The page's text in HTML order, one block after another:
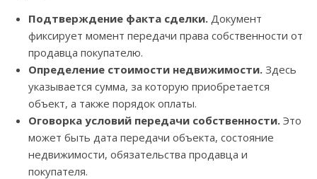
Подтверждение факта сделки. Документ
фиксирует момент передачи права собственности от
продавца покупателю.
Определение стоимости недвижимости. Здесь
указывается сумма, за которую приобретается
объект, а также порядок оплаты.
Оговорка условий передачи собственности. Это
может быть дата передачи объекта, состояние
недвижимости, обязательства продавца и
покупателя.